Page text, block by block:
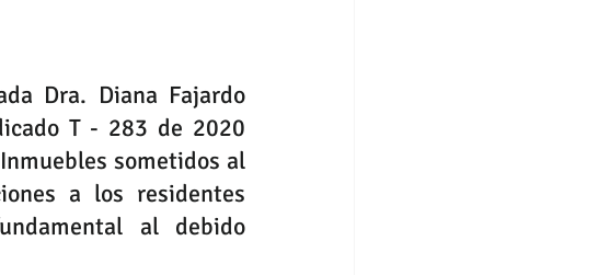
Dra. Diana Fajardo
T - 283 de 2020
sometidos al
a los residentes
al debido